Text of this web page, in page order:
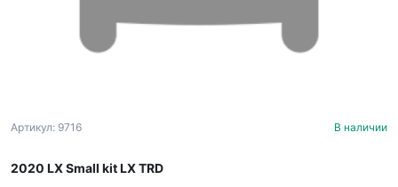
Артикул: 9716 В наличии
2020 LX Small kit LX TRD